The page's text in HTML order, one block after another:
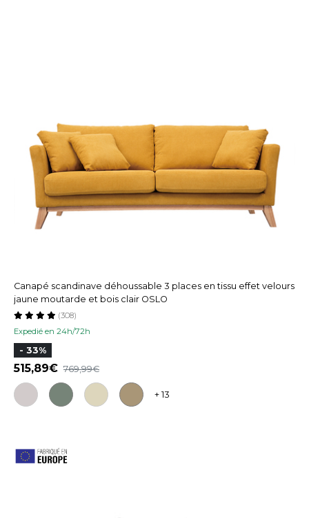
Canapé scandinave déhoussable 3 places en tissu effet velours
jaune moutarde et bois clair OSLO
Expedié en 24h/72h
(308)
- 33%
515,89 769,99
+ 13